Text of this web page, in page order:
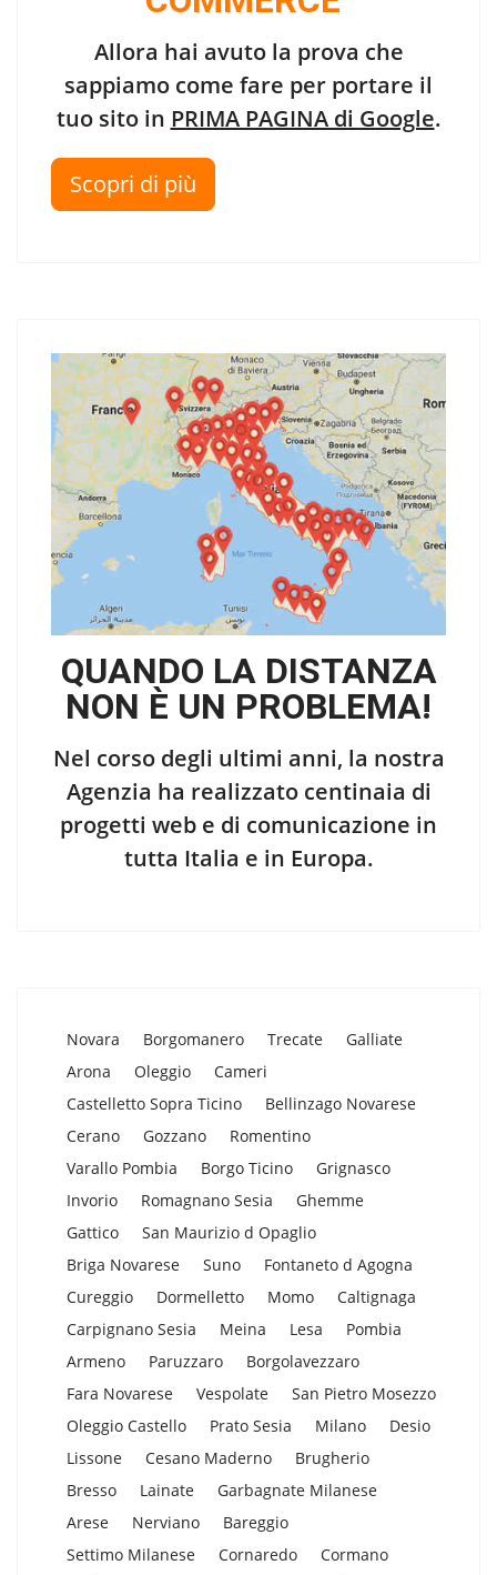
Allora hai avuto la prova che
sappiamo come fare per portare il
tuo sito in PRIMA PAGINA di Google.
Scopri di più
QUANDO LA DISTANZA
NON È UN PROBLEMA!
Nel corso degli ultimi anni, la nostra
Agenzia ha realizzato centinaia di
progetti web e di comunicazione in
tutta Italia e in Europa.
Novara Borgomanero Trecate
Galliate
Arona
Oleggio
Cameri
Castelletto Sopra Ticino
Bellinzago Novarese
Cerano
Gozzano
Romentino
Varallo Pombia
Borgo Ticino
Grignasco
Invorio
Romagnano Sesia
Ghemme
Gattico
San Maurizio d Opaglio
Briga Novarese
Suno
Fontaneto d Agogna
Cureggio
Dormelletto Momo
Caltignaga
Carpignano Sesia
Meina Lesa
Pombia
Armeno
Paruzzaro
Borgolavezzaro
Fara Novarese
Vespolate
San Pietro Mosezzo
Oleggio Castello
Prato Sesia Milano
Desio
Lissone
Cesano Maderno
Brugherio
Bresso
Lainate
Garbagnate Milanese
Arese
Nerviano
Bareggio
Settimo Milanese
Cornaredo
Cormano